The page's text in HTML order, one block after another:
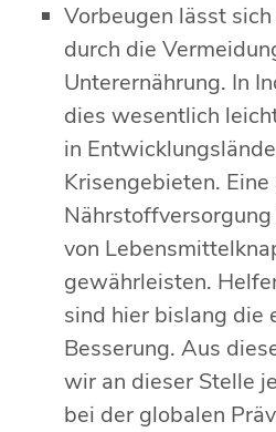
Vorbeugen lässt
durch die
Unterernährung. In
dies wesentlich
in
Krisengebieten.
von
gewährleisten.
sind hier bislang die
Besserung. Aus
wir an dieser Stelle
bei der globalen